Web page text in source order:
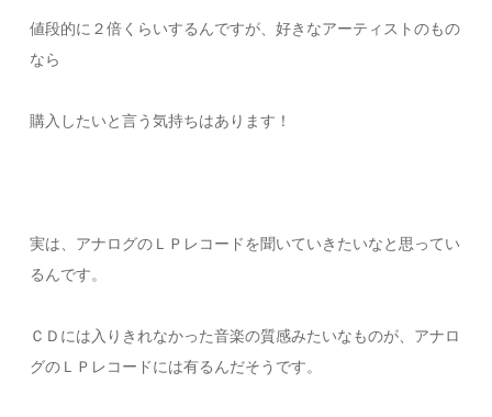
値段的に２倍くらいするんですが、好きなアーティストのもの
なら
購入したいと言う気持ちはあります！
実は、アナログのＬＰレコードを聞いていきたいなと思ってい
るんです。
ＣＤには入りきれなかった音楽の質感みたいなものが、アナロ
グのＬＰレコードには有るんだそうです。